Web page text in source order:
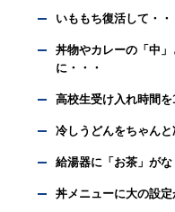
いももち復活して・・
丼物やカレーの「中
に・・・
高校生受け入れ時間
冷しうどんをちゃんと
給湯器に「お茶」が
丼メニューに大の設定